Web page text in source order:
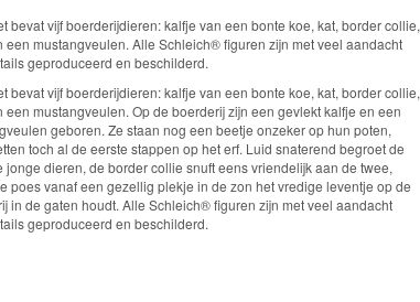
bevat vijf boerderijdieren: kalfje van een bonte koe, kat, border collie,
een mustangveulen. Alle Schleich® figuren zijn met veel aandacht
geproduceerd en beschilderd.
bevat vijf boerderijdieren: kalfje van een bonte koe, kat, border collie,
een mustangveulen. Op de boerderij zijn een gevlekt kalfje en een
geboren. Ze staan nog een beetje onzeker op hun poten,
toch al de eerste stappen op het erf. Luid snaterend begroet de
jonge dieren, de border collie snuft eens vriendelijk aan de twee,
poes vanaf een gezellig plekje in de zon het vredige leventje op de
in de gaten houdt. Alle Schleich® figuren zijn met veel aandacht
geproduceerd en beschilderd.